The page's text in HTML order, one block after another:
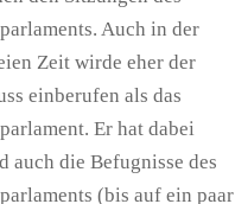
Auch in der
Zeit wirde eher der
einberufen als das
Er hat dabei
auch die Befugnisse des
(bis auf ein paar